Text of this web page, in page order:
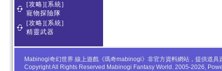
[攻略][系統]
寵物探險隊
[攻略][系統]
精靈武器
Mabinogi奇幻世界 線上遊戲《瑪奇mabinogi》非官方資料網站，提供道
Copyright All Rights Reserved Mabinogi Fantasy World. 2005-2026,